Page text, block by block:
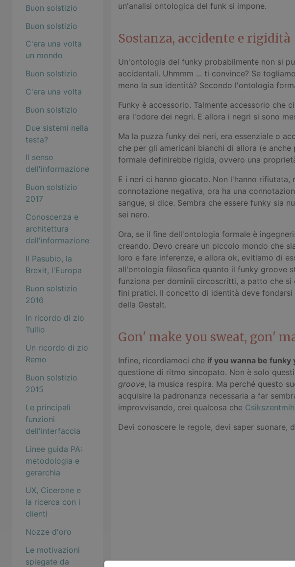
Buon solstizio
Buon solstizio
C'era una volta
un mondo
Buon solstizio
C'era una volta
Buon solstizio
Due sistemi nella
testa?
Il senso
dell'informazione
Buon solstizio
2017
Conoscenza e
architettura
dell'informazione
Il Pasubio, la
Brexit, l'Europa
Buon solstizio
2016
In ricordo di zio
Tullio
Un ricordo di zio
Remo
Buon solstizio
2015
Le principali
funzioni
dell'interfaccia
Linee guida PA:
metodologia e
gerarchia
UX, Cicerone e
la ricerca con i
clienti
Nozze d'oro
Le motivazioni
spiegate da
un'analisi ontologica del funk si impone.
Sostanza, accidente e rigidità
Un'ontologia del funky probabilmente non si
accidentali. Uhmmm ... ti convince? Se
meno la sua identità? Secondo l'ontologia
Funky è accessorio. Talmente accessorio che
era l'odore dei negri. E allora i negri si sono
Ma la puzza funky dei neri, era essenziale o
che per gli americani bianchi di allora (e
formale definirebbe rigida, ovvero una
E i neri ci hanno giocato. Non l'hanno rifiutata,
connotazione negativa, ora ha una
sangue, si dice. Sembra che essere funky sia
sei nero.
Ora, se il fine dell'ontologia formale è
creando. Devo creare un piccolo mondo che
loro e fare inferenze, e allora ok, evitiamo di
all'ontologia filosofica quanto il funky groove
funziona per dominii circoscritti, a patto che
fini pratici. Il concetto di identità deve
della Gestalt.
Gon' make you sweat, gon'
Infine, ricordiamoci che if you wanna be funky
questione di ritmo sincopato. Non è solo
groove, la musica respira. Ma perché questo
acquisire la padronanza necessaria a far
improvvisando, crei qualcosa che
Devi conoscere le regole, devi saper suonare,